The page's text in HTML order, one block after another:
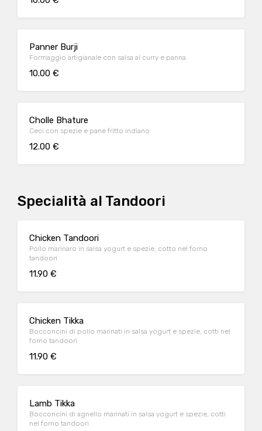
Panner Burji
Formaggio artigianale con salsa al curry e panna
10.00 €
Cholle Bhature
Ceci con spezie e pane fritto indiano
12.00 €
Specialità al Tandoori
Chicken Tandoori
Pollo marinaro in salsa yogurt e spezie, cotto nel forno
tandoori
11.90 €
Chicken Tikka
Bocconcini di pollo marinati in salsa yogurt e spezie, cotti nel
forno tandoori
11.90 €
Lamb Tikka
Bocconcini di agnello marinati in salsa yogurt e spezie, cotti
nel forno tandoori